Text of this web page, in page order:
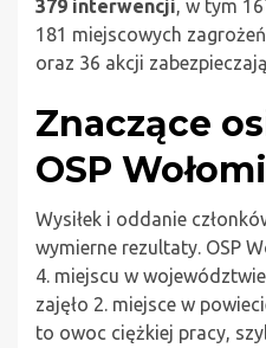
379 interwencji, w tym
181 miejscowych
oraz 36 akcji
Znaczące
OSP
Wysiłek i oddanie
wymierne rezultaty. OSP
4. miejscu w
zajęło 2. miejsce w
to owoc ciężkiej pracy,